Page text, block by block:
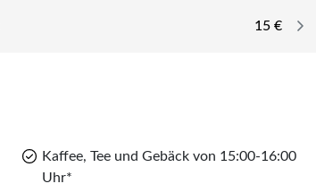
15 €
Kaffee, Tee und Gebäck von 15:00-16:00
Uhr*